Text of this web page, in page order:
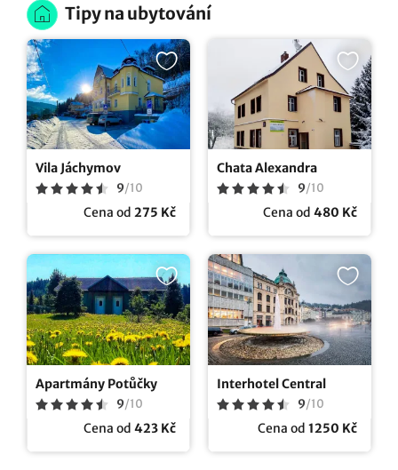
Tipy na ubytování
Vila Jáchymov
9/10
Cena od 275 Kč
Chata Alexandra
9/10
Cena od 480 Kč
Apartmány Potůčky
9/10
Cena od 423 Kč
Interhotel Central
9/10
Cena od 1250 Kč